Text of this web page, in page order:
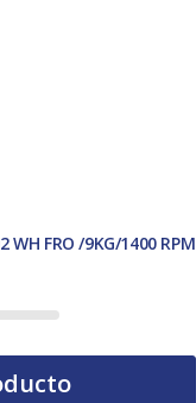
WH FRO /9KG/1400 RPM